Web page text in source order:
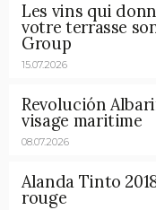
Les vins qui
votre terrasse
Group
15.07.2026
Revolución
visage maritime
08.07.2026
Alanda Tinto
rouge